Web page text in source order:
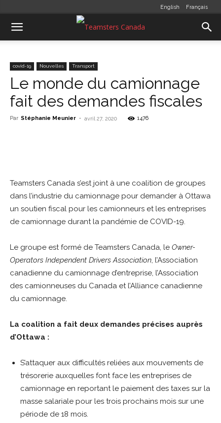
English Français
covid-19 Nouvelles Transport
Le monde du camionnage
fait des demandes fiscales
Par Stéphanie Meunier - avril 27, 2020 1476
Teamsters Canada s’est joint à une coalition de groupes
dans l’industrie du camionnage pour demander à Ottawa
un soutien fiscal pour les camionneurs et les entreprises
de camionnage durant la pandémie de COVID-19.
Le groupe est formé de Teamsters Canada, le Owner-
Operators Independent Drivers Association, l’Association
canadienne du camionnage d’entreprise, l’Association
des camionneuses du Canada et l’Alliance canadienne
du camionnage.
La coalition a fait deux demandes précises auprès
d’Ottawa :
S’attaquer aux difficultés reliées aux mouvements de
trésorerie auxquelles font face les entreprises de
camionnage en reportant le paiement des taxes sur la
masse salariale pour les trois prochains mois sur une
période de 18 mois.